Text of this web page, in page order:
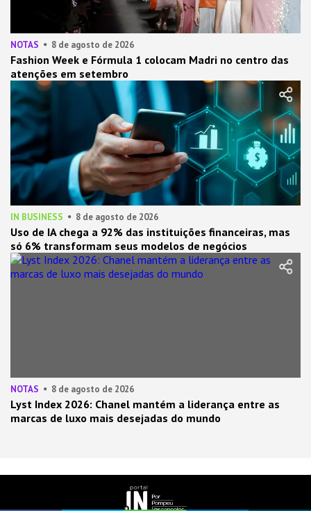
NOTAS 8 de agosto de 2026
Fashion Week e Fórmula 1 colocam Madri no centro das
atenções em setembro
IN BUSINESS 8 de agosto de 2026
Uso de IA chega a 92% das instituições financeiras, mas
só 6% transformam seus modelos de negócios
NOTAS 8 de agosto de 2026
Lyst Index 2026: Chanel mantém a liderança entre as
marcas de luxo mais desejadas do mundo